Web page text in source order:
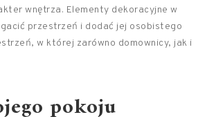
wnętrza. Elementy dekoracyjne w
przestrzeń i dodać jej osobistego
w której zarówno domownicy, jak i
pokoju